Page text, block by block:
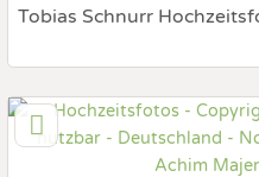
Tobias Schnurr
Art des Shootings:
Hochzeits Shooting